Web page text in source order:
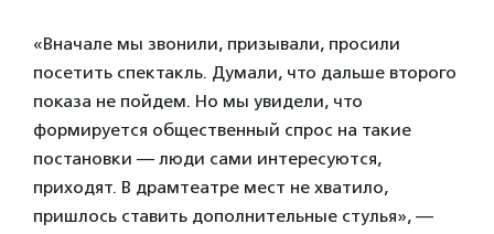
«Вначале мы звонили, призывали, просили
посетить спектакль. Думали, что дальше второго
показа не пойдем. Но мы увидели, что
формируется общественный спрос на такие
постановки — люди сами интересуются,
приходят. В драмтеатре мест не хватило,
пришлось ставить дополнительные стулья», —